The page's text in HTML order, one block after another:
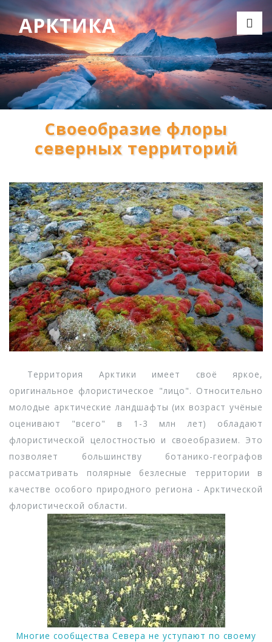
АРКТИКА
Своеобразие флоры
северных территорий
Территория Арктики имеет своё яркое,
оригинальное флористическое "лицо". Относительно
молодые арктические ландшафты (их возраст учёные
оценивают "всего" в 1-3 млн лет) обладают
флористической целостностью и своеобразием. Это
позволяет большинству ботанико-географов
рассматривать полярные безлесные территории в
качестве особого природного региона - Арктической
флористической области.
Многие сообщества Севера не уступают по своему